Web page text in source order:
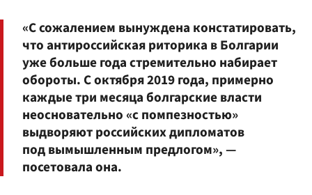
«С сожалением вынуждена констатировать,
что антироссийская риторика в Болгарии
уже больше года стремительно набирает
обороты. С октября 2019 года, примерно
каждые три месяца болгарские власти
неосновательно «с помпезностью»
выдворяют российских дипломатов
под вымышленным предлогом», —
посетовала она.